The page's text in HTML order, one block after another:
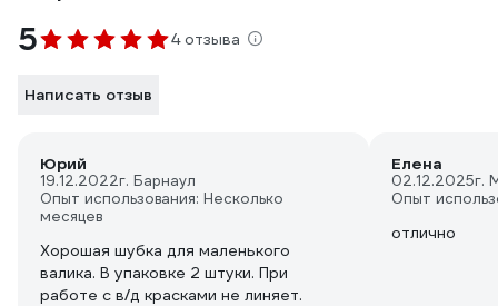
5 4 отзыва
Написать отзыв
Юрий
19.12.2022г. Барнаул
Опыт использования: Несколько
месяцев
Хорошая шубка для маленького
валика. В упаковке 2 штуки. При
работе с в/д красками не линяет.
Елена
02.12.2025г.
Опыт
отлично